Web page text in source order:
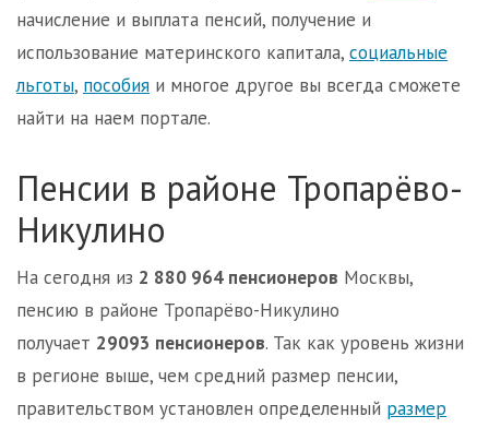
начисление и выплата пенсий, получение и
использование материнского капитала, социальные
льготы, пособия и многое другое вы всегда сможете
найти на наем портале.
Пенсии в районе Тропарёво-
Никулино
На сегодня из 2 880 964 пенсионеров Москвы,
пенсию в районе Тропарёво-Никулино
получает 29093 пенсионеров. Так как уровень жизни
в регионе выше, чем средний размер пенсии,
правительством установлен определенный размер